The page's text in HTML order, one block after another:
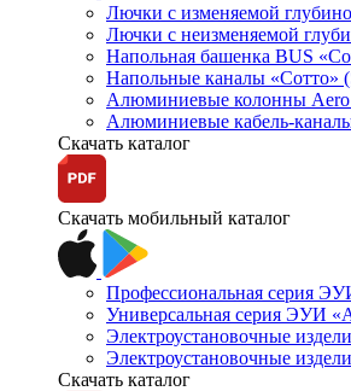
Лючки с изменяемой
Лючки с неизменяемой
Напольная башенка BUS
Напольные каналы «Сотто»
Алюминиевые колонны Aero
Алюминиевые кабель-
Скачать каталог
Скачать мобильный каталог
Профессиональная серия
Универсальная серия ЭУИ
Электроустановочные
Электроустановочные
Скачать каталог